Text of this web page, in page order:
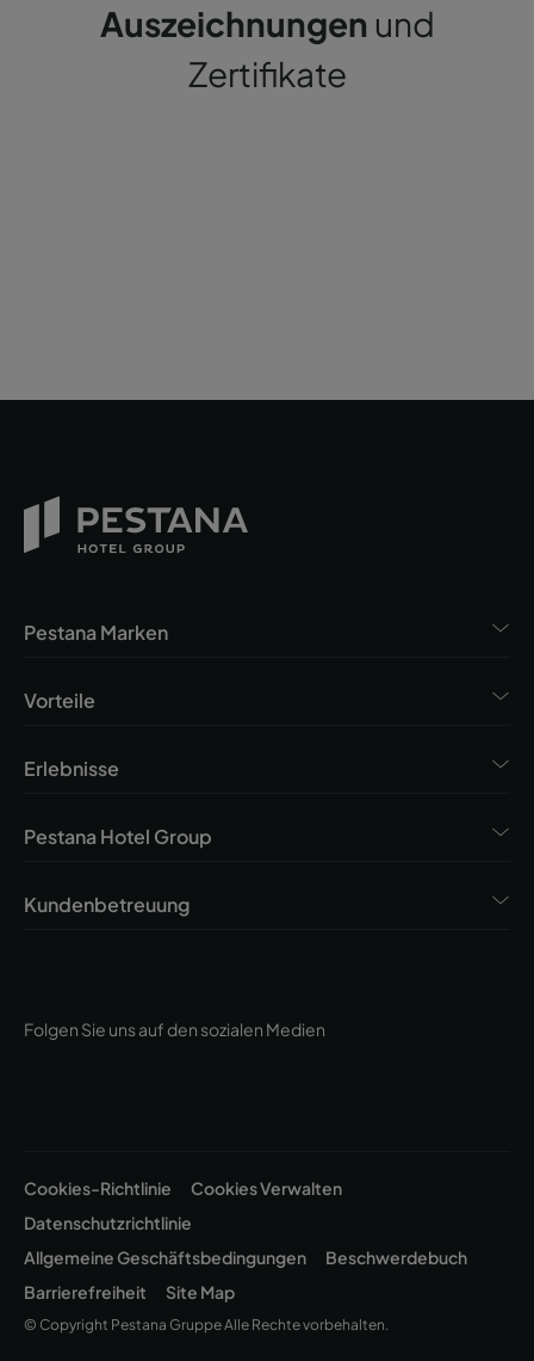
Auszeichnungen und
Zertifikate
Folgen Sie uns auf den sozialen Medien
Pestana Marken
Vorteile
Erlebnisse
Pestana Hotel Group
Kundenbetreuung
Cookies-Richtlinie
Cookies Verwalten
Datenschutzrichtlinie
Allgemeine Geschäftsbedingungen
Beschwerdebuch
Barrierefreiheit
Site Map
© Copyright Pestana Gruppe Alle Rechte vorbehalten.